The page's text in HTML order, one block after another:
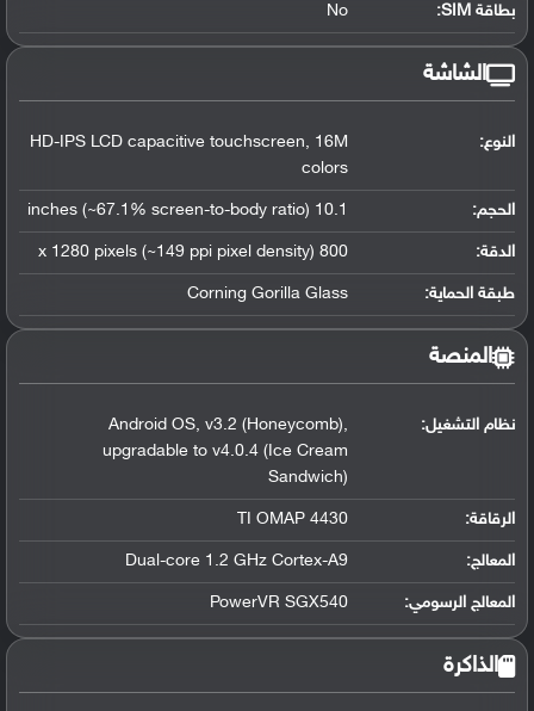
بطاقة SIM: No
الشاشة
النوع:
HD-IPS LCD capacitive touchscreen, 16M
colors
الحجم: 10.1 inches (~67.1% screen-to-body ratio)
الدقة: 800 x 1280 pixels (~149 ppi pixel density)
طبقة الحماية: Corning Gorilla Glass
المنصة
نظام التشغيل:
Android OS, v3.2 (Honeycomb),
upgradable to v4.0.4 (Ice Cream
Sandwich)
الرقاقة:
TI OMAP 4430
المعالج:
Dual-core 1.2 GHz Cortex-A9
المعالج الرسومي:
PowerVR SGX540
الذاكرة